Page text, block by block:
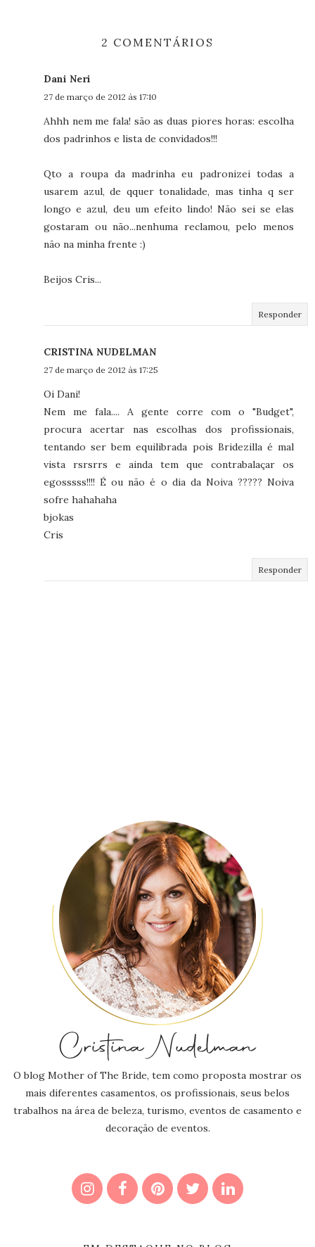
2 COMENTÁRIOS
Dani Neri
27 de março de 2012 às 17:10
Ahhh nem me fala! são as duas piores horas: escolha
dos padrinhos e lista de convidados!!!
Qto a roupa da madrinha eu padronizei todas a
usarem azul, de qquer tonalidade, mas tinha q ser
longo e azul, deu um efeito lindo! Não sei se elas
gostaram ou não...nenhuma reclamou, pelo menos
não na minha frente :)
Beijos Cris...
Responder
CRISTINA NUDELMAN
27 de março de 2012 às 17:25
Oi Dani!
Nem me fala.... A gente corre com o "Budget",
procura acertar nas escolhas dos profissionais,
tentando ser bem equilibrada pois Bridezilla é mal
vista rsrsrrs e ainda tem que contrabalaçar os
egosssss!!!! É ou não é o dia da Noiva ????? Noiva
sofre hahahaha
bjokas
Cris
Responder
O blog Mother of The Bride, tem como proposta mostrar os
mais diferentes casamentos, os profissionais, seus belos
trabalhos na área de beleza, turismo, eventos de casamento e
decoração de eventos.